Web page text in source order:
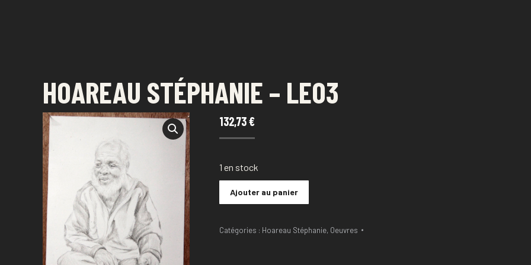
HOAREAU STÉPHANIE – LEO3
132,73€
1 en stock
Ajouter au panier
Catégories : Hoareau Stéphanie, Oeuvres